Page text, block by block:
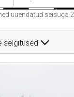
uuendatud seisuga
selgitused